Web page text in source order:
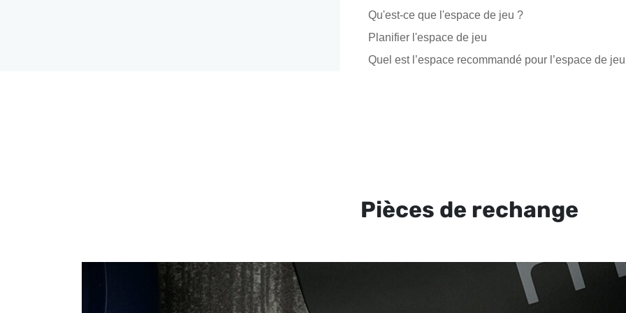
Qu'est-ce que l'espace de jeu ?
Planifier l'espace de jeu
Quel est l’espace recommandé pour l’espace de
Pièces de rechange